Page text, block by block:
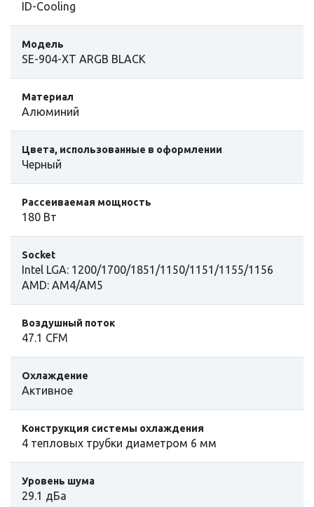
ID-Cooling
Модель
SE-904-XT ARGB BLACK
Материал
Алюминий
Цвета, использованные в оформлении
Черный
Рассеиваемая мощность
180 Вт
Socket
Intel LGA: 1200/1700/1851/1150/1151/1155/1156
AMD: AM4/AM5
Воздушный поток
47.1 CFM
Охлаждение
Активное
Конструкция системы охлаждения
4 тепловых трубки диаметром 6 мм
Уровень шума
29.1 дБа